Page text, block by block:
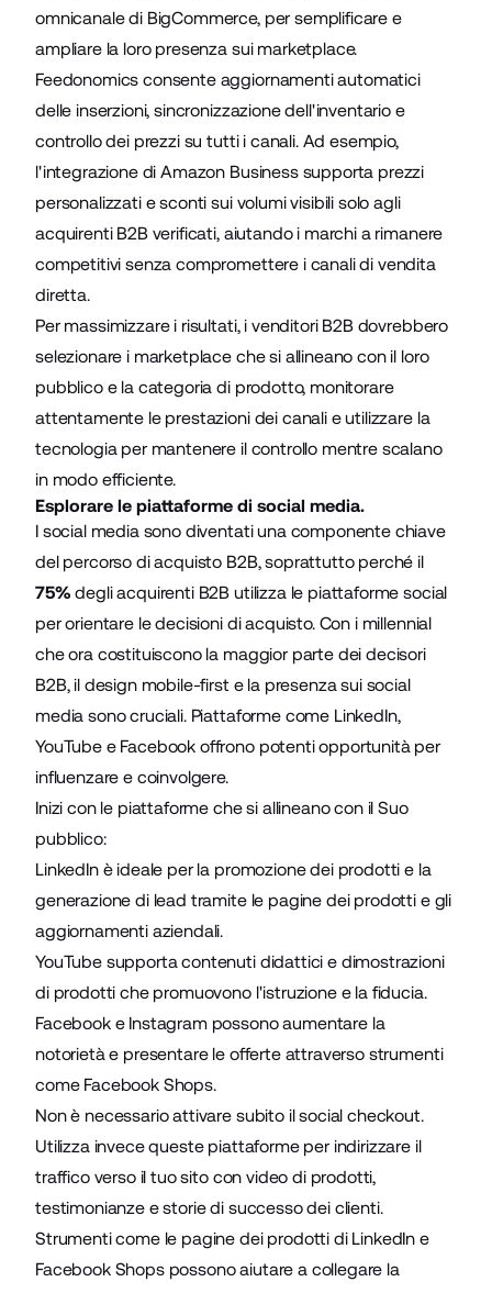
omnicanale di BigCommerce, per semplificare e
ampliare la loro presenza sui marketplace.
Feedonomics consente aggiornamenti automatici
delle inserzioni, sincronizzazione dell'inventario e
controllo dei prezzi su tutti i canali. Ad esempio,
l'integrazione di Amazon Business supporta prezzi
personalizzati e sconti sui volumi visibili solo agli
acquirenti B2B verificati, aiutando i marchi a rimanere
competitivi senza compromettere i canali di vendita
diretta.
Per massimizzare i risultati, i venditori B2B dovrebbero
selezionare i marketplace che si allineano con il loro
pubblico e la categoria di prodotto, monitorare
attentamente le prestazioni dei canali e utilizzare la
tecnologia per mantenere il controllo mentre scalano
in modo efficiente.
Esplorare le piattaforme di social media.
I social media sono diventati una componente chiave
del percorso di acquisto B2B, soprattutto perché il
75% degli acquirenti B2B utilizza le piattaforme social
per orientare le decisioni di acquisto. Con i millennial
che ora costituiscono la maggior parte dei decisori
B2B, il design mobile-first e la presenza sui social
media sono cruciali. Piattaforme come LinkedIn,
YouTube e Facebook offrono potenti opportunità per
influenzare e coinvolgere.
Inizi con le piattaforme che si allineano con il Suo
pubblico:
LinkedIn è ideale per la promozione dei prodotti e la
generazione di lead tramite le pagine dei prodotti e gli
aggiornamenti aziendali.
YouTube supporta contenuti didattici e dimostrazioni
di prodotti che promuovono l'istruzione e la fiducia.
Facebook e Instagram possono aumentare la
notorietà e presentare le offerte attraverso strumenti
come Facebook Shops.
Non è necessario attivare subito il social checkout.
Utilizza invece queste piattaforme per indirizzare il
traffico verso il tuo sito con video di prodotti,
testimonianze e storie di successo dei clienti.
Strumenti come le pagine dei prodotti di LinkedIn e
Facebook Shops possono aiutare a collegare la